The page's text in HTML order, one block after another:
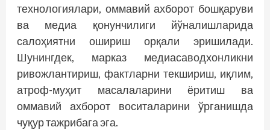
технологиялари, оммавий ахборот бошқаруви
ва медиа қонунчилиги йўналишларида
салоҳиятни ошириш орқали эришилади.
Шунингдек, марказ медиасаводхонликни
ривожлантириш, фактларни текшириш, иқлим,
атроф-муҳит масалаларини ёритиш ва
оммавий ахборот воситаларини ўрганишда
чуқур тажрибага эга.